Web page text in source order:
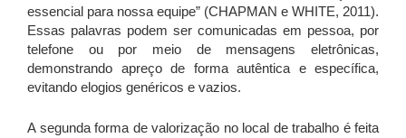
essencial para nossa equipe” (CHAPMAN e WHITE, 2011).
Essas palavras podem ser comunicadas em pessoa, por
telefone ou por meio de mensagens eletrônicas,
demonstrando apreço de forma autêntica e específica,
evitando elogios genéricos e vazios.
A segunda forma de valorização no local de trabalho é feita